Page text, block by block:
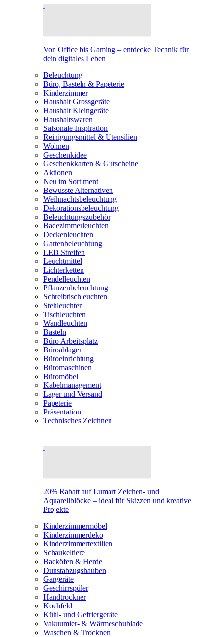
Von Office bis Gaming – entdecke Technik für
dein digitales Leben
Beleuchtung
Büro, Basteln & Papeterie
Kinderzimmer
Haushalt Grossgeräte
Haushalt Kleingeräte
Haushaltswaren
Saisonale Inspiration
Reinigungsmittel & Utensilien
Wohnen
Geschenkidee
Geschenkkarten & Gutscheine
Aktionen
Neu im Sortiment
Bewusste Alternativen
Weihnachtsbeleuchtung
Dekorationsbeleuchtung
Beleuchtungszubehör
Badezimmerleuchten
Deckenleuchten
Gartenbeleuchtung
LED Streifen
Leuchtmittel
Lichterketten
Pendelleuchten
Pflanzenbeleuchtung
Schreibtischleuchten
Stehleuchten
Tischleuchten
Wandleuchten
Basteln
Büro Arbeitsplatz
Büroablagen
Büroeinrichtung
Büromaschinen
Büromöbel
Kabelmanagement
Lager und Versand
Papeterie
Präsentation
Technisches Zeichnen
20% Rabatt auf Lumart Zeichen- und
Aquarellblöcke – ideal für Skizzen und kreative
Projekte
Kinderzimmermöbel
Kinderzimmerdeko
Kinderzimmertextilien
Schaukeltiere
Backöfen & Herde
Dunstabzugshauben
Gargeräte
Geschirrspüler
Handtrockner
Kochfeld
Kühl- und Gefriergeräte
Vakuumier- & Wärmeschublade
Waschen & Trocknen